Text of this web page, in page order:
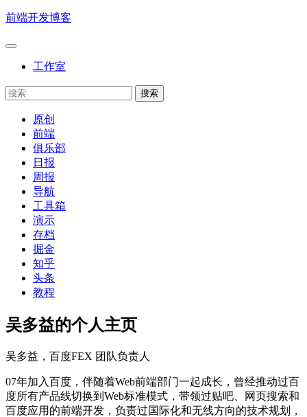
前端开发博客
工作室
原创
前端
俱乐部
日报
周报
导航
工具箱
演示
存档
掘金
知乎
头条
教程
吴多益的个人主页
吴多益，百度FEX 团队负责人
07年加入百度，伴随着Web前端部门一起成长，曾经推动过百
度所有产品线切换到Web标准模式，带领过贴吧、网页搜索和
百度应用的前端开发，负责过国际化和无线方向的技术规划，